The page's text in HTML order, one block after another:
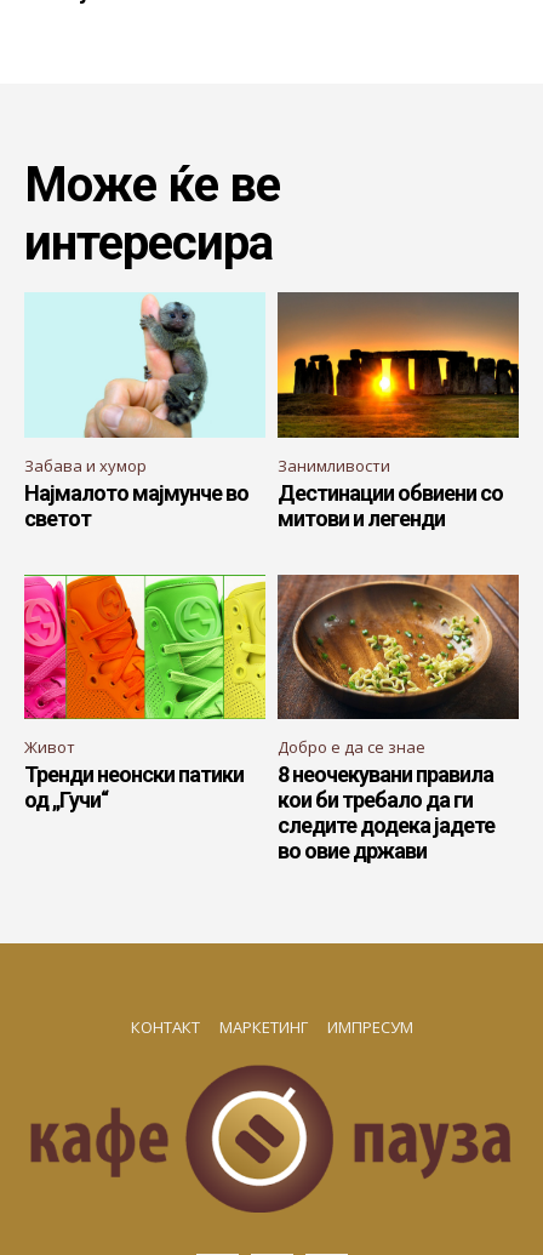
Може ќе ве
интересира
Забава и хумор
Најмалото мајмунче во
светот
Занимливости
Дестинации обвиени со
митови и легенди
Живот
Тренди неонски патики
од „Гучи“
Добро е да се знае
8 неочекувани правила
кои би требало да ги
следите додека јадете
во овие држави
КОНТАКТ МАРКЕТИНГ ИМПРЕСУМ